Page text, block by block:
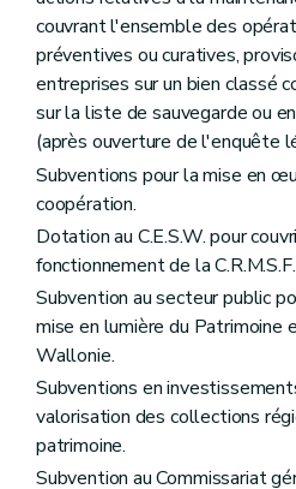
couvrant l'ensemble des
préventives ou curatives,
entreprises sur un bien classé
sur la liste de sauvegarde ou
(après ouverture de l'enquête
Subventions pour la mise en
coopération.
Dotation au C.E.S.W. pour
fonctionnement de la C.R.M.S.F.
Subvention au secteur public
mise en lumière du Patrimoine
Wallonie.
Subventions en
valorisation des collections
patrimoine.
Subvention au Commissariat